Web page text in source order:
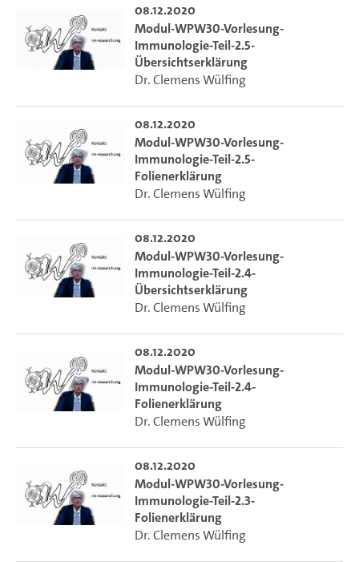
08.12.2020
Modul-WPW30-Vorlesung-
Immunologie-Teil-2.5-
Übersichtserklärung
Dr. Clemens Wülfing
08.12.2020
Modul-WPW30-Vorlesung-
Immunologie-Teil-2.5-
Folienerklärung
Dr. Clemens Wülfing
08.12.2020
Modul-WPW30-Vorlesung-
Immunologie-Teil-2.4-
Übersichtserklärung
Dr. Clemens Wülfing
08.12.2020
Modul-WPW30-Vorlesung-
Immunologie-Teil-2.4-
Folienerklärung
Dr. Clemens Wülfing
08.12.2020
Modul-WPW30-Vorlesung-
Immunologie-Teil-2.3-
Folienerklärung
Dr. Clemens Wülfing